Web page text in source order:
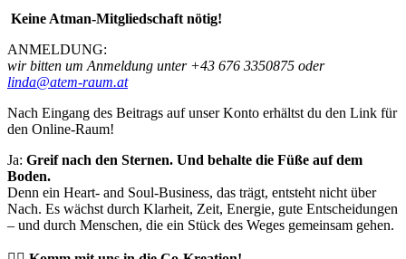
Keine Atman-Mitgliedschaft nötig!
ANMELDUNG:
wir bitten um Anmeldung unter +43 676 3350875 oder
linda@atem-raum.at
Nach Eingang des Beitrags auf unser Konto erhältst du den Link für
den Online-Raum!
Ja: Greif nach den Sternen. Und behalte die Füße auf dem
Boden.
Denn ein Heart- and Soul-Business, das trägt, entsteht nicht über
Nach. Es wächst durch Klarheit, Zeit, Energie, gute Entscheidungen
– und durch Menschen, die ein Stück des Weges gemeinsam gehen.